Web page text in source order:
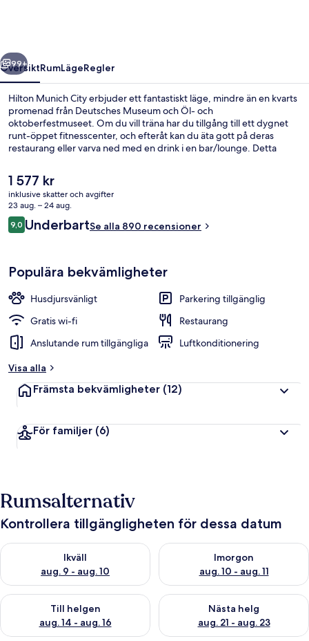
Nästa
99+
ÖversiktRumLägeRegler
Hilton Munich City erbjuder ett fantastiskt läge, mindre än en kvarts
promenad från Deutsches Museum och Öl- och
oktoberfestmuseet. Om du vill träna har du tillgång till ett dygnet
runt-öppet fitnesscenter, och efteråt kan du äta gott på deras
restaurang eller varva ned med en drink i en bar/lounge. Detta
och Hofbräuhaus. Andra resenärer talar mycket väl om den
hjälpsamma personalen. Boendet ligger en kort promenad från
kollektivtrafik, bara några steg från Rosenheimer Platz station och till
Am Gasteig spårvagnshållplats tar det 6 minuter att gå.
Det
nuvarande
priset
är
1 577 kr
1 577 kr
inklusive skatter och avgifter
23 aug. – 24 aug.
Recensioner
9,09,0 av 10,
UnderbartSe alla 890 recensioner
Populära bekvämligheter
Husdjursvänligt
Parkering tillgänglig
Gratis wi-fi
Restaurang
Anslutande rum tillgängliga
Luftkonditionering
Visa alla
Främsta bekvämligheter (12)
För familjer (6)
Rumsalternativ
Kontrollera tillgängligheten för dessa datum
Ikväll
aug. 9 - aug. 10
Kontrollera tillgängligheten för ikväll aug. 9 - aug. 10
Imorgon
aug. 10 - aug. 11
Kontrollera tillgängligheten
Till helgen
aug. 14 - aug. 16
Kontrollera tillgängligheten för den här helgen aug. 14 - aug.
Nästa helg
aug. 21 - aug. 23
Kontrollera tillgängligheten